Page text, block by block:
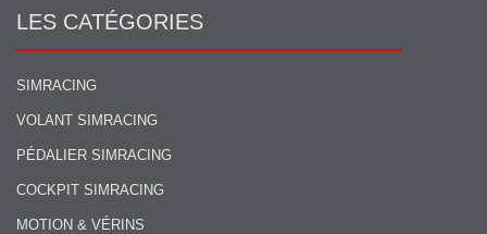
LES CATÉGORIES
SIMRACING
VOLANT SIMRACING
PÉDALIER SIMRACING
COCKPIT SIMRACING
MOTION & VÉRINS